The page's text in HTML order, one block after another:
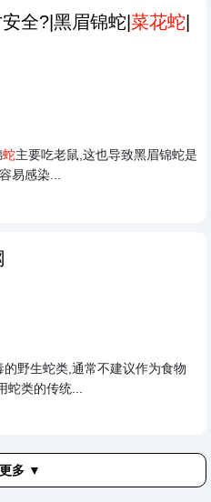
全?|黑眉锦蛇| 菜花蛇
蛇主要吃老鼠,这也导致黑眉锦蛇是
易感染...
的野生蛇类,通常不建议作为食物
类的传统...
多 ▼